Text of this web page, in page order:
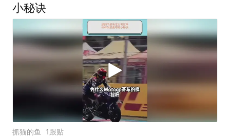
小秘诀
抓猫的鱼 1跟贴